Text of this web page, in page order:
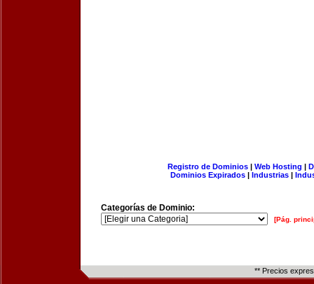
Registro de Dominios| Web Hosting |
Dominios Expirados | Industrias |
Categorías de Dominio:
[Pág.
** Precios